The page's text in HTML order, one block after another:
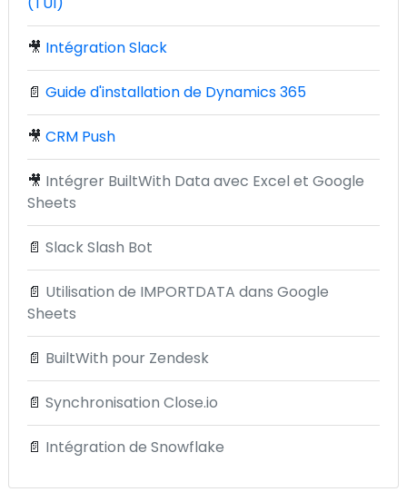
🎥 Intégration Slack
📄 Guide d'installation de Dynamics 365
🎥 CRM Push
🎥 Intégrer BuiltWith Data avec Excel et Google
Sheets
📄 Slack Slash Bot
📄 Utilisation de IMPORTDATA dans Google
Sheets
📄 BuiltWith pour Zendesk
📄 Synchronisation Close.io
📄 Intégration de Snowflake